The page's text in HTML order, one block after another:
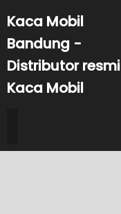
Kaca Mobil
Bandung -
Distributor resmi
Kaca Mobil